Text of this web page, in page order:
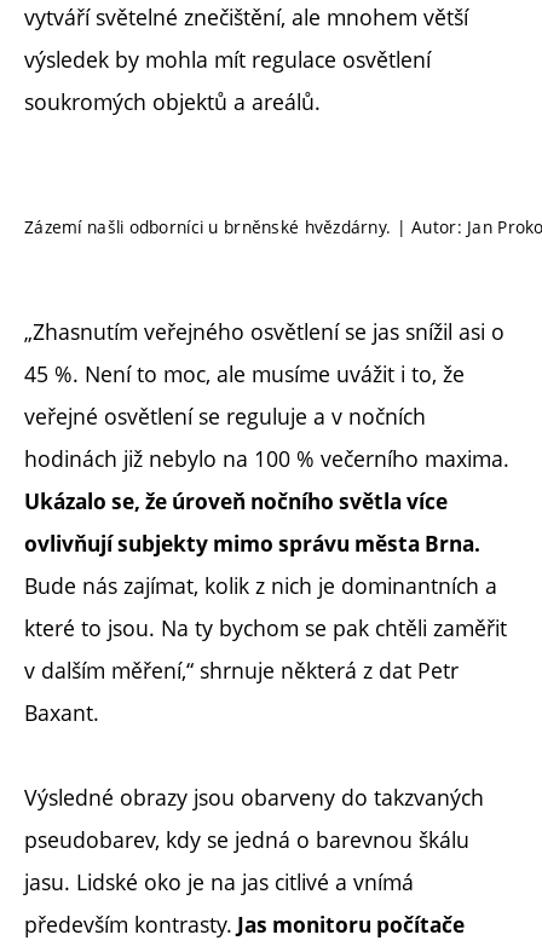
vytváří světelné znečištění, ale mnohem větší
výsledek by mohla mít regulace osvětlení
soukromých objektů a areálů.
Zázemí našli odborníci u brněnské hvězdárny. | Autor: Jan
„Zhasnutím veřejného osvětlení se jas snížil asi o
45 %. Není to moc, ale musíme uvážit i to, že
veřejné osvětlení se reguluje a v nočních
hodinách již nebylo na 100 % večerního maxima.
Ukázalo se, že úroveň nočního světla více
ovlivňují subjekty mimo správu města Brna.
Bude nás zajímat, kolik z nich je dominantních a
které to jsou. Na ty bychom se pak chtěli zaměřit
v dalším měření,“ shrnuje některá z dat Petr
Baxant.
Výsledné obrazy jsou obarveny do takzvaných
pseudobarev, kdy se jedná o barevnou škálu
jasu. Lidské oko je na jas citlivé a vnímá
především kontrasty. Jas monitoru počítače